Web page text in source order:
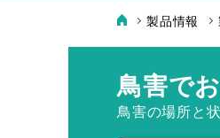
製品情報
鳥害で
鳥害の場所と